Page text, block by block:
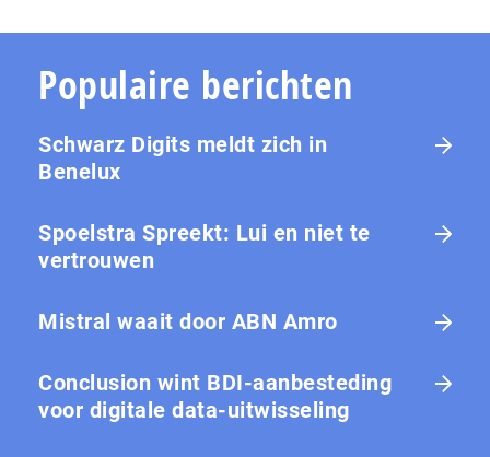
Populaire berichten
Schwarz Digits meldt zich in
Benelux
Spoelstra Spreekt: Lui en niet te
vertrouwen
Mistral waait door ABN Amro
Conclusion wint BDI-aanbesteding
voor digitale data-uitwisseling